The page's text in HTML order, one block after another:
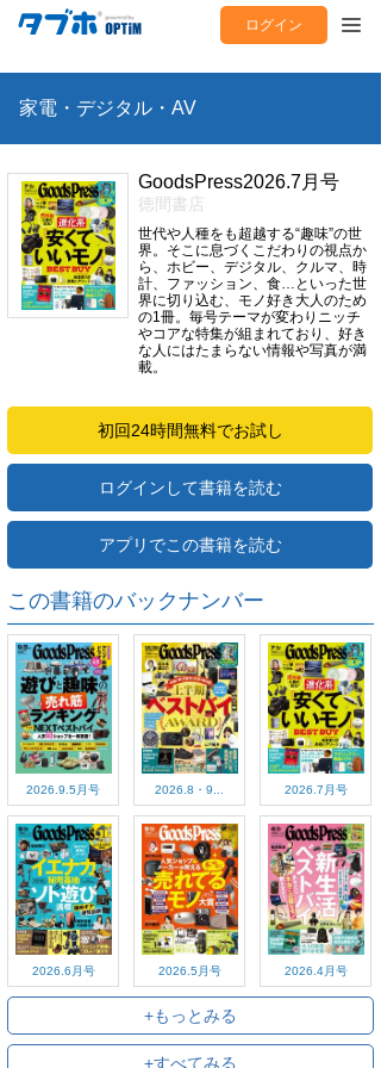
ログイン
家電・デジタル・AV
GoodsPress2026.7月号
徳間書店
世代や人種をも超越する“趣味”の世
界。そこに息づくこだわりの視点か
ら、ホビー、デジタル、クルマ、時
計、ファッション、食…といった世
界に切り込む、モノ好き大人のため
の1冊。毎号テーマが変わりニッチ
やコアな特集が組まれており、好き
な人にはたまらない情報や写真が満
載。
初回24時間無料でお試し
ログインして書籍を読む
アプリでこの書籍を読む
この書籍のバックナンバー
2026.9.5月号 2026.8・9... 2026.7月号
2026.6月号 2026.5月号 2026.4月号
+もっとみる
+すべてみる